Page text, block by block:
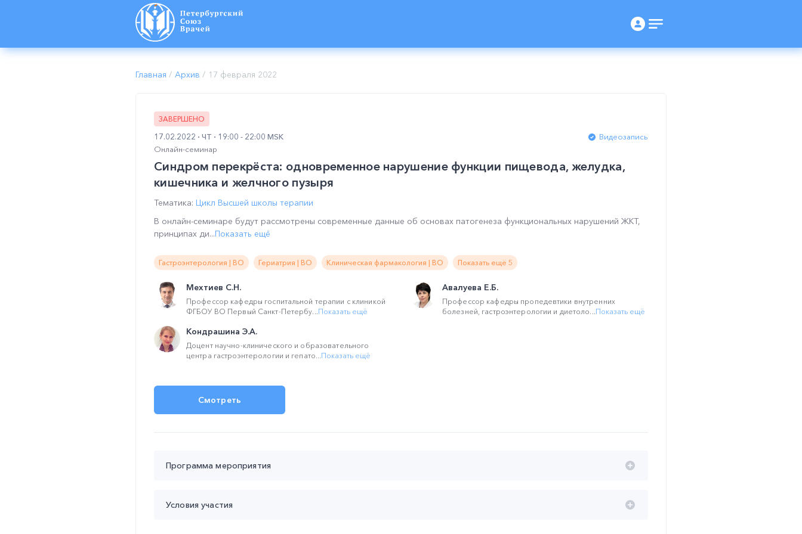
Главная / Архив / 17 февраля 2022
ЗАВЕРШЕНО
17.02.2022 ЧТ 19:00 - 22:00 MSK
Видеозапись
Онлайн-семинар
Синдром перекрёста: одновременное нарушение функции пищевода, желудка,
кишечника и желчного пузыря
Тематика: Цикл Высшей школы терапии
В онлайн-семинаре будут рассмотрены современные данные об основах патогенеза функциональных нарушений ЖКТ,
принципах ди...Показать ещё
Гастроэнтерология | ВО Гериатрия | ВО Клиническая фармакология | ВО Показать ещё 5
Мехтиев С.Н.
Профессор кафедры госпитальной терапии с клиникой
ФГБОУ ВО Первый Санкт-Петербу...Показать ещё
Авалуева Е.Б.
Профессор кафедры пропедевтики внутренних
болезней, гастроэнтерологии и диетоло...Показать ещё
Кондрашина Э.А.
Доцент научно-клинического и образовательного
центра гастроэнтерологии и гепато...Показать ещё
Смотреть
Программа мероприятия
Условия участия